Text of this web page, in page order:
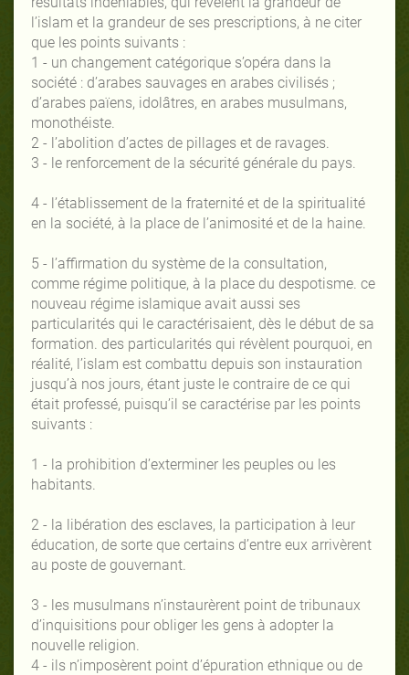
l’islam et la grandeur de ses prescriptions, à ne citer
que les points suivants :
1 - un changement catégorique s’opéra dans la
société : d’arabes sauvages en arabes civilisés ;
d’arabes païens, idolâtres, en arabes musulmans,
monothéiste.
2 - l’abolition d’actes de pillages et de ravages.
3 - le renforcement de la sécurité générale du pays.
4 - l’établissement de la fraternité et de la spiritualité
en la société, à la place de l’animosité et de la haine.
5 - l’affirmation du système de la consultation,
comme régime politique, à la place du despotisme. ce
nouveau régime islamique avait aussi ses
particularités qui le caractérisaient, dès le début de sa
formation. des particularités qui révèlent pourquoi, en
réalité, l’islam est combattu depuis son instauration
jusqu’à nos jours, étant juste le contraire de ce qui
était professé, puisqu’il se caractérise par les points
suivants :
1 - la prohibition d’exterminer les peuples ou les
habitants.
2 - la libération des esclaves, la participation à leur
éducation, de sorte que certains d’entre eux arrivèrent
au poste de gouvernant.
3 - les musulmans n’instaurèrent point de tribunaux
d’inquisitions pour obliger les gens à adopter la
nouvelle religion.
4 - ils n’imposèrent point d’épuration ethnique ou de